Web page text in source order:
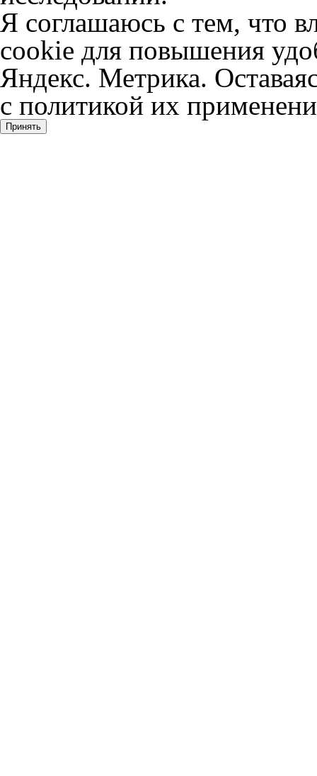
Я соглашаюсь с тем, что
cookie для повышения
Яндекс. Метрика.
с политикой их
Принять